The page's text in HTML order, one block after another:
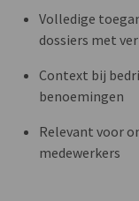
Volledige
dossiers met
Context bij
benoemingen
Relevant voor
medewerkers